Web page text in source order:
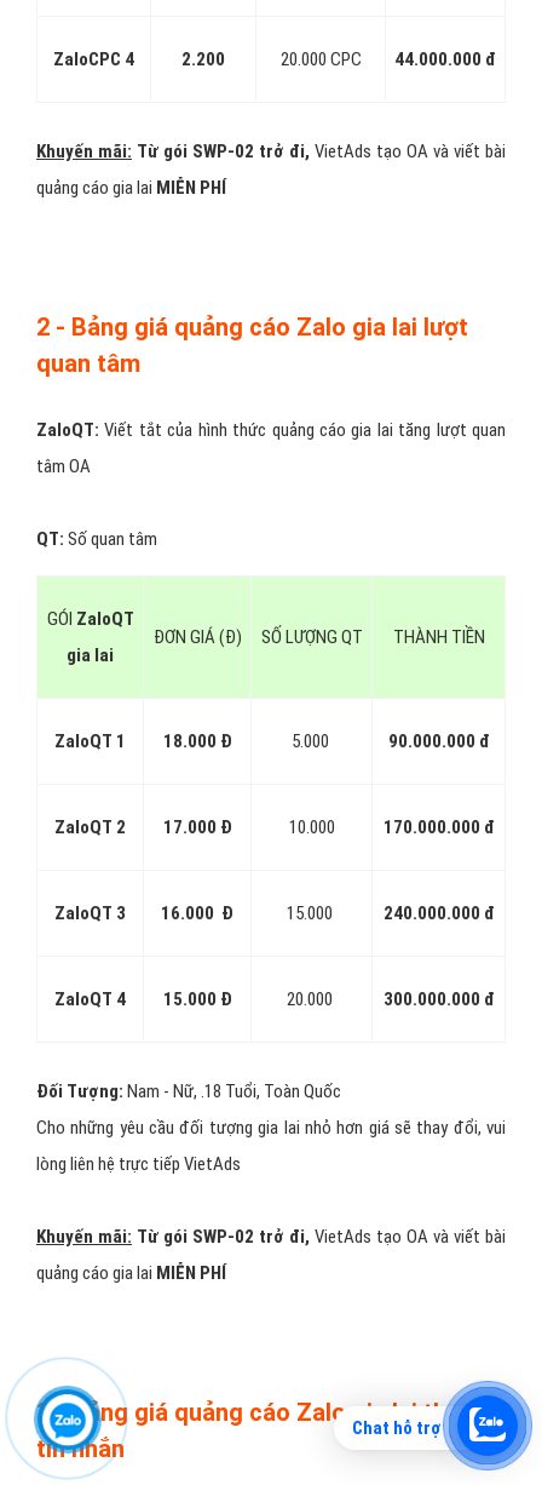
ZaloCPC 4 2.200 20.000 CPC 44.000.000 đ
Khuyến mãi: Từ gói SWP-02 trở đi, VietAds tạo OA và viết bài
quảng cáo gia lai MIỄN PHÍ
2 - Bảng giá quảng cáo Zalo gia lai lượt
quan tâm
ZaloQT: Viết tắt của hình thức quảng cáo gia lai tăng lượt quan
tâm OA
QT: Số quan tâm
GÓI ZaloQT
gia lai
ĐƠN GIÁ (Đ) SỐ LƯỢNG QT THÀNH TIỀN
ZaloQT 1 18.000 Đ 5.000 90.000.000 đ
ZaloQT 2 17.000 Đ 10.000 170.000.000 đ
ZaloQT 3 16.000 Đ 15.000 240.000.000 đ
ZaloQT 4 15.000 Đ 20.000 300.000.000 đ
Đối Tượng: Nam - Nữ, .18 Tuổi, Toàn Quốc
Cho những yêu cầu đối tượng gia lai nhỏ hơn giá sẽ thay đổi, vui
lòng liên hệ trực tiếp VietAds
Khuyến mãi: Từ gói SWP-02 trở đi, VietAds tạo OA và viết bài
quảng cáo gia lai MIỄN PHÍ
3 - Bảng giá quảng cáo Zalo gia lai theo
tin nhắn
Chat hỗ trợ